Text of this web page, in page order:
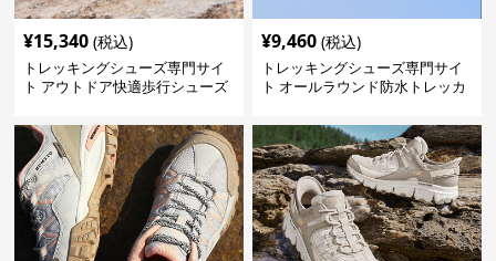
¥15,340 (税込)
トレッキングシューズ専門サイ
ト アウトドア快適歩行シューズ
¥9,460 (税込)
トレッキングシューズ専門サイ
ト オールラウンド防水トレッカ